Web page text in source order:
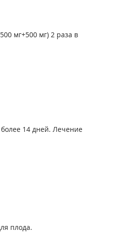
мг+500 мг) 2 раза в
14 дней. Лечение
плода.